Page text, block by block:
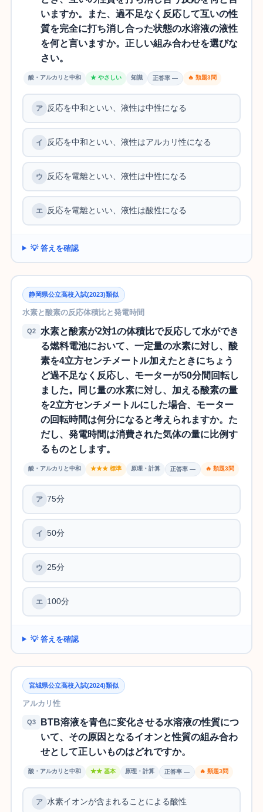
いますか。また、過不足なく反応して互いの性
質を完全に打ち消し合った状態の水溶液の液性
を何と言いますか。正しい組み合わせを選びな
さい。
酸・アルカリと中和 ★ やさしい 知識 正答率 — 🔥 類題3問
反応を中和といい、液性は中性になる
反応を中和といい、液性はアルカリ性になる
反応を電離といい、液性は中性になる
反応を電離といい、液性は酸性になる
💡 答えを確認
静岡県公立高校入試(2023)類似
水素と酸素の反応体積比と発電時間
Q2
水素と酸素が2対1の体積比で反応して水ができ
る燃料電池において、一定量の水素に対し、酸
素を4立方センチメートル加えたときにちょう
ど過不足なく反応し、モーターが50分間回転し
ました。同じ量の水素に対し、加える酸素の量
を2立方センチメートルにした場合、モーター
の回転時間は何分になると考えられますか。た
だし、発電時間は消費された気体の量に比例す
るものとします。
酸・アルカリと中和 ★★★ 標準 原理・計算 正答率 — 🔥 類題3問
75分
50分
25分
100分
💡 答えを確認
宮城県公立高校入試(2024)類似
アルカリ性
Q3
BTB溶液を青色に変化させる水溶液の性質につ
いて、その原因となるイオンと性質の組み合わ
せとして正しいものはどれですか。
酸・アルカリと中和 ★★ 基本 原理・計算 正答率 — 🔥 類題3問
水素イオンが含まれることによる酸性